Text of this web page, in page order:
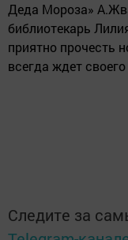
Деда Мороза»
библиотекарь
приятно прочесть
всегда ждет
Следите за